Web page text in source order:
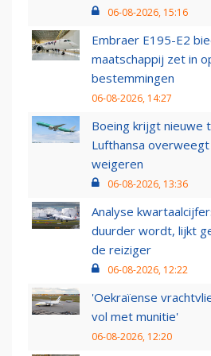
06-08-2026, 15:16
Embraer E195-E2
maatschappij zet in
bestemmingen
06-08-2026, 14:27
Boeing krijgt nieuwe
Lufthansa
weigeren
06-08-2026, 13:36
Analyse
duurder wordt, lijkt
de reiziger
06-08-2026, 12:22
'Oekraïense
vol met munitie'
06-08-2026, 12:20